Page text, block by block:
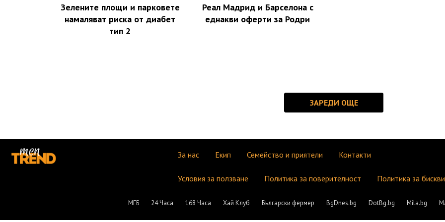
Зелените площи и парковете
намаляват риска от диабет
тип 2
Реал Мадрид и Барселона с
еднакви оферти за Родри
За нас Екип Семейство и приятели Контакти
Условия за ползване Политика за поверителност Политика за
МГБ 24 Часа 168 Часа Хай Клуб Български фермер BgDnes.bg DotBg.bg Mila.bg